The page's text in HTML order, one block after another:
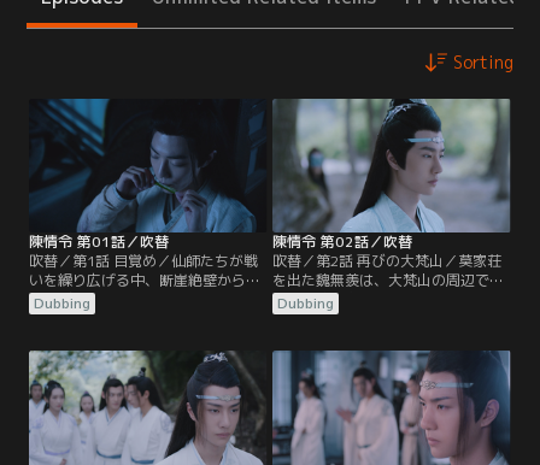
Sorting
陳情令 第01話／吹替
吹替／第1話 目覚め／仙師たちが戦
いを繰り広げる中、断崖絶壁から身
を投げようとする1人の男がいた。
彼の名は魏無羨。手を伸ばし救おう
す江澄。2人の目前で魏無羨は奈落
の底へと落ちていった…。16年後、
魏無羨は莫家荘の一室で莫玄羽とし
て目覚める。蘭陵金氏宗主の隠し子
だった莫玄羽が、自分の命と引き換
えに…。
Dubbing
陳情令 第02話／吹替
吹替／第2話 再びの大梵山／莫家荘
を出た魏無羨は、大梵山の周辺で
人々の魂が奪われる事件が起きてい
ることを知り山へと向かう。大梵山
江氏、師姉 江厭離の忘れ形見の金凌
の率いる蘭陵金氏、そして藍忘機率
いる姑蘇藍氏も集まっていた。魏無
羨は墓守の老人の言葉から祠へと向
かうが…。
Dubbing